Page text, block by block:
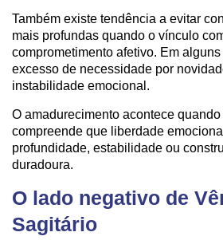
Também existe tendência a evitar
mais profundas quando o vínculo
comprometimento afetivo. Em
excesso de necessidade por
instabilidade emocional.
O amadurecimento acontece
compreende que liberdade
profundidade, estabilidade ou
duradoura.
O lado negativo de
Sagitário